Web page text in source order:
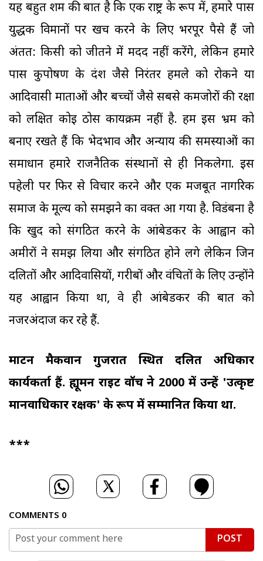
यह बहुत शर्म की बात है कि एक राष्ट्र के रूप में, हमारे पास
युद्धक विमानों पर खर्च करने के लिए भरपूर पैसे हैं जो
अंतत: किसी को जीतने में मदद नहीं करेंगे, लेकिन हमारे
पास कुपोषण के दंश जैसे निरंतर हमले को रोकने या
आदिवासी माताओं और बच्चों जैसे सबसे कमजोरों की रक्षा
को लक्षित कोई ठोस कार्यक्रम नहीं है. हम इस भ्रम को
बनाए रखते हैं कि भेदभाव और अन्याय की समस्याओं का
समाधान हमारे राजनैतिक संस्थानों से ही निकलेगा. इस
पहेली पर फिर से विचार करने और एक मजबूत नागरिक
समाज के मूल्य को समझने का वक्त आ गया है. विडंबना है
कि खुद को संगठित करने के आंबेडकर के आह्वान को
अमीरों ने समझ लिया और संगठित होने लगे लेकिन जिन
दलितों और आदिवासियों, गरीबों और वंचितों के लिए उन्होंने
यह आह्वान किया था, वे ही आंबेडकर की बात को
नजरअंदाज कर रहे हैं.
मार्टिन मैकवान गुजरात स्थित दलित अधिकार
कार्यकर्ता हैं. ह्यूमन राइट वॉच ने 2000 में उन्हें 'उत्कृष्ट
मानवाधिकार रक्षक' के रूप में सम्मानित किया था.
***
COMMENTS 0
POST